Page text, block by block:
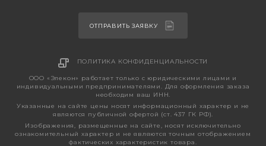
ОТПРАВИТЬ ЗАЯВКУ
ПОЛИТИКА КОНФИДЕНЦИАЛЬНОСТИ
ООО «Элекон» работает только с юридическими лицами и
индивидуальными предпринимателями. Для оформления заказа
необходим ваш ИНН.
Указанные на сайте цены носят информационный характер и не
являются публичной офертой (ст. 437 ГК РФ).
Изображения, размещенные на сайте, носят исключительно
ознакомительный характер и не являются точным отображением
фактических характеристик товара.